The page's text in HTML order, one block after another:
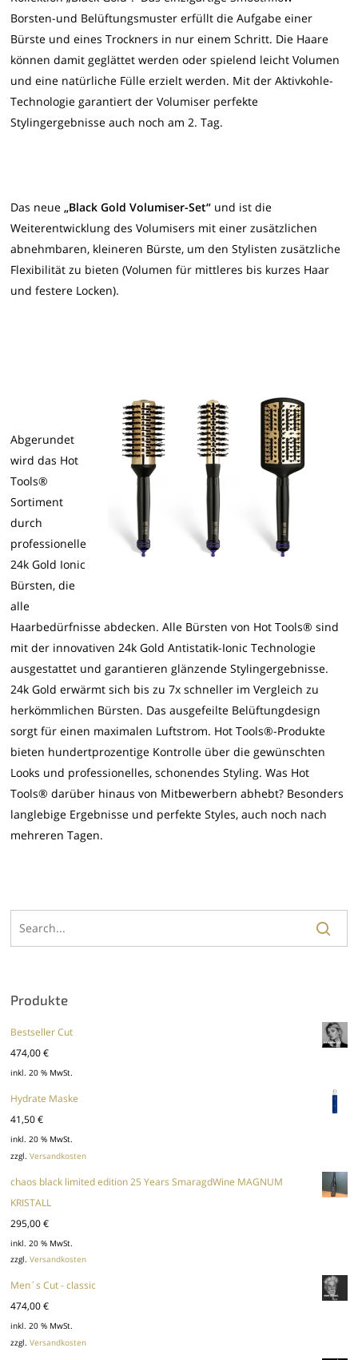
Borsten-und Belüftungsmuster erfüllt die Aufgabe einer
Bürste und eines Trockners in nur einem Schritt. Die Haare
können damit geglättet werden oder spielend leicht Volumen
und eine natürliche Fülle erzielt werden. Mit der Aktivkohle-
Technologie garantiert der Volumiser perfekte
Stylingergebnisse auch noch am 2. Tag.
Das neue „Black Gold Volumiser-Set“ und ist die
Weiterentwicklung des Volumisers mit einer zusätzlichen
abnehmbaren, kleineren Bürste, um den Stylisten zusätzliche
Flexibilität zu bieten (Volumen für mittleres bis kurzes Haar
und festere Locken).
Abgerundet
wird das Hot
Tools®
Sortiment
durch
professionelle
24k Gold Ionic
Bürsten, die
alle
Haarbedürfnisse abdecken. Alle Bürsten von Hot Tools® sind
mit der innovativen 24k Gold Antistatik-Ionic Technologie
ausgestattet und garantieren glänzende Stylingergebnisse.
24k Gold erwärmt sich bis zu 7x schneller im Vergleich zu
herkömmlichen Bürsten. Das ausgefeilte Belüftungdesign
sorgt für einen maximalen Luftstrom. Hot Tools®-Produkte
bieten hundertprozentige Kontrolle über die gewünschten
Looks und professionelles, schonendes Styling. Was Hot
Tools® darüber hinaus von Mitbewerbern abhebt? Besonders
langlebige Ergebnisse und perfekte Styles, auch noch nach
mehreren Tagen.
Produkte
Bestseller Cut
474,00€
inkl. 20 % MwSt.
Hydrate Maske
41,50€
inkl. 20 % MwSt.
zzgl.Versandkosten
chaos black limited edition 25 Years SmaragdWine MAGNUM
KRISTALL
295,00€
inkl. 20 % MwSt.
zzgl.Versandkosten
Men´s Cut - classic
474,00€
inkl. 20 % MwSt.
zzgl.Versandkosten